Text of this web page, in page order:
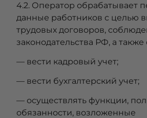
4.2. Оператор обрабатывает
данные работников с целью
трудовых договоров,
законодательства РФ, а
— вести кадровый учет;
— вести бухгалтерский учет;
— осуществлять функции,
обязанности, возложенные